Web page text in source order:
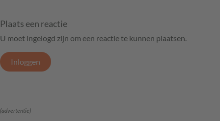
Plaats een reactie
U moet ingelogd zijn om een reactie te kunnen plaatsen.
Inloggen
(advertentie)